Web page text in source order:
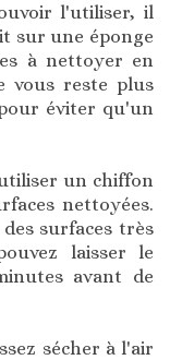
l'utiliser, il
sur une éponge
à nettoyer en
vous reste plus
éviter qu'un
un chiffon
nettoyées.
surfaces très
laisser le
avant de
sécher à l'air